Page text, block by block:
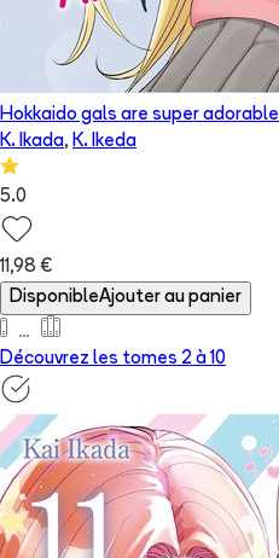
Hokkaido gals are super adorable
K. Ikada, K. Ikeda
5.0
11,98 €
DisponibleAjouter au panier
Découvrez les tomes 2 à 10